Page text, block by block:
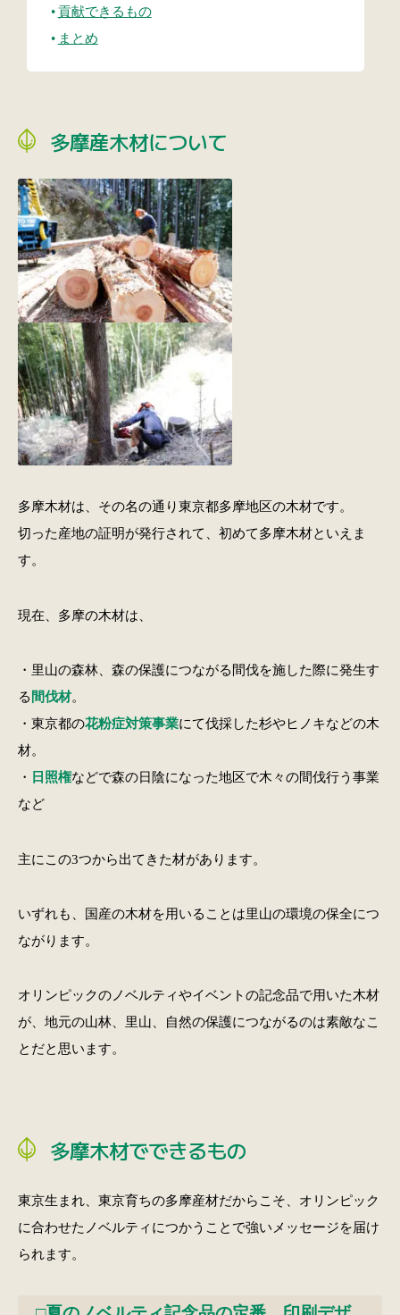
貢献できるもの
まとめ
多摩産木材について
多摩木材は、その名の通り東京都多摩地区の木材です。
切った産地の証明が発行されて、初めて多摩木材といえま
す。
現在、多摩の木材は、
・里山の森林、森の保護につながる間伐を施した際に発生す
る 間伐材。
・東京都の花粉症対策事業にて伐採した杉やヒノキなどの木
材。
・ 日照権などで森の日陰になった地区で木々の間伐行う事業
など
主にこの3つから出てきた材があります。
いずれも、国産の木材を用いることは里山の環境の保全につ
ながります。
オリンピックのノベルティやイベントの記念品で用いた木材
が、地元の山林、里山、自然の保護につながるのは素敵なこ
とだと思います。
多摩木材でできるもの
東京生まれ、東京育ちの多摩産材だからこそ、オリンピック
に合わせたノベルティにつかうことで強いメッセージを届け
られます。